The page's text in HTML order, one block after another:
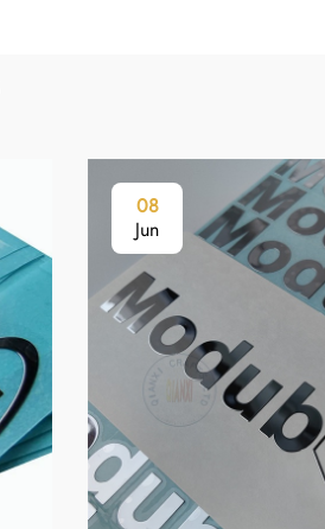
08
Jun